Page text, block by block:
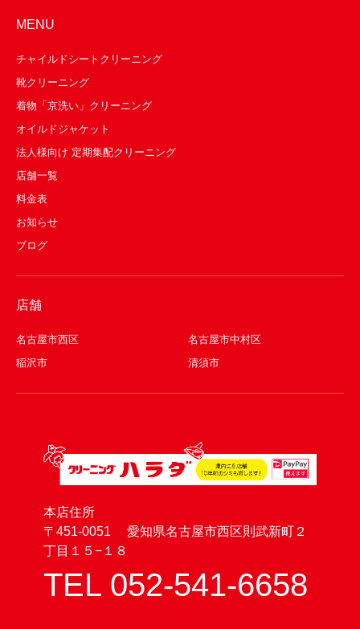
MENU
チャイルドシートクリーニング
靴クリーニング
着物「京洗い」クリーニング
オイルドジャケット
法人様向け 定期集配クリーニング
店舗一覧
料金表
お知らせ
ブログ
店舗
名古屋市西区
名古屋市中村区
稲沢市
清須市
本店住所
〒451-0051 愛知県名古屋市西区則武新町２
丁目１５−１８
TEL 052-541-6658